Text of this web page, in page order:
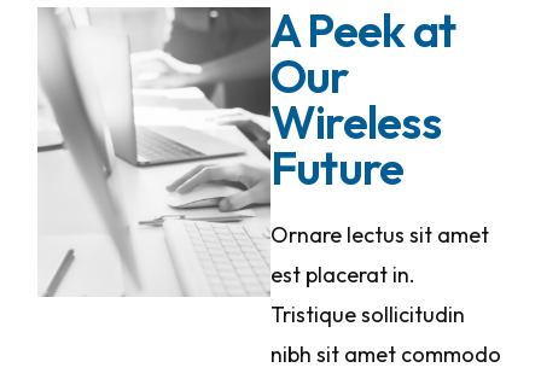
A Peek at
Our
Wireless
Future
Ornare lectus sit amet
est placerat in.
Tristique sollicitudin
nibh sit amet commodo